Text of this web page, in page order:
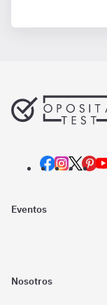
Eventos
Nosotros